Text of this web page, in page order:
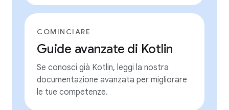
COMINCIARE
Guide avanzate di Kotlin
Se conosci già Kotlin, leggi la nostra
documentazione avanzata per migliorare
le tue competenze.